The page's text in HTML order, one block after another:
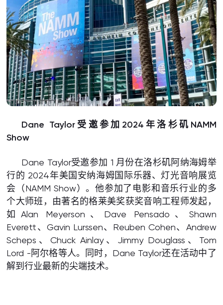
Dane Taylor受邀参加2024年洛杉矶NAMM
Show
Dane Taylor受邀参加 1 月份在洛杉矶阿纳海姆举
行的 2024年美国安纳海姆国际乐器、灯光音响展览
会（NAMM Show）。他参加了电影和音乐行业的多
个大师班，由著名的格莱美奖获奖音响工程师发起，
如Alan Meyerson、Dave Pensado、Shawn
Everett、Gavin Lurssen、Reuben Cohen、Andrew
Scheps、Chuck Ainlay、Jimmy Douglass、Tom
Lord -阿尔格等人。同时，Dane Taylor还在活动中了
解到行业最新的尖端技术。